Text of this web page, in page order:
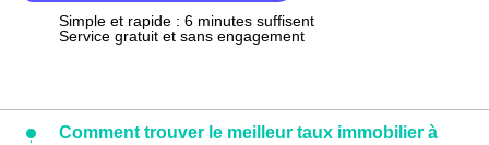
Simple et rapide : 6 minutes suffisent
Service gratuit et sans engagement
Comment trouver le meilleur taux immobilier à